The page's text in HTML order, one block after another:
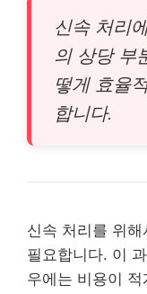
신속 처리
의 상당 부
떻게 효율
합니다.
신속 처리를 위해
필요합니다. 이
우에는 비용이